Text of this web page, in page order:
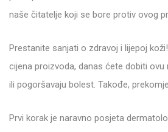
naše čitatelje koji se bore protiv ovog
Prestanite sanjati o zdravoj i lijepoj
cijena proizvoda, danas ćete dobiti
ili pogoršavaju bolest. Takođe,
Prvi korak je naravno posjeta